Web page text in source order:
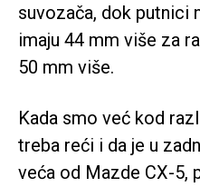
suvozača, dok putnici
imaju 44 mm više za
50 mm više.
Kada smo već kod
treba reći i da je u
veća od Mazde CX-5,